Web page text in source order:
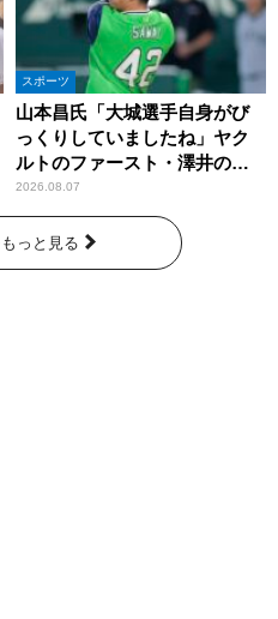
スポーツ
山本昌氏「大城選手自身がび
っくりしていましたね」ヤク
ルトのファースト・澤井の判
断を評価
2026.08.07
っと見る